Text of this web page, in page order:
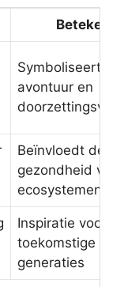
Betekenis
Symboliseert
avontuur en
Beïnvloedt de
gezondheid van
ecosystemen
Inspiratie voor
toekomstige
generaties